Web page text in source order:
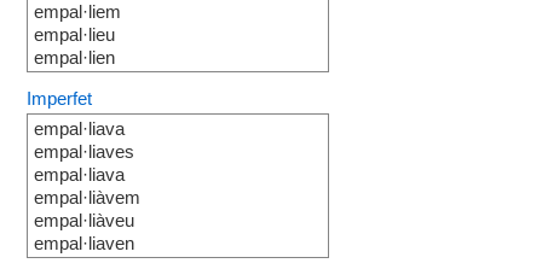
empal·liem
empal·lieu
empal·lien
Imperfet
empal·liava
empal·liaves
empal·liava
empal·liàvem
empal·liàveu
empal·liaven